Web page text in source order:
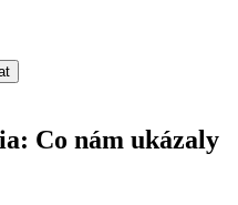
Co nám ukázaly